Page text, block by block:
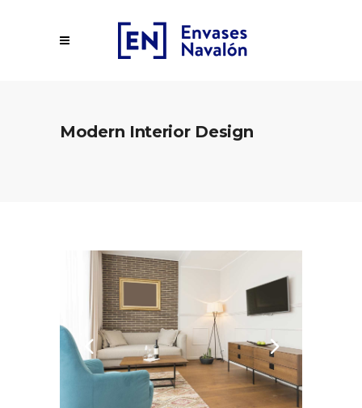
Modern Interior Design